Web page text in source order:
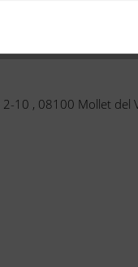
der
10 , 08100 Mollet del